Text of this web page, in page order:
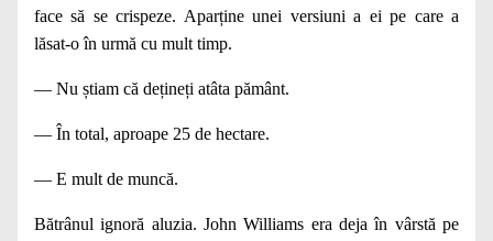
face să se crispeze. Aparține unei versiuni a ei pe care a
lăsat‑o în urmă cu mult timp.
— Nu știam că dețineți atâta pământ.
— În total, aproape 25 de hectare.
— E mult de muncă.
Bătrânul ignoră aluzia. John Williams era deja în vârstă pe